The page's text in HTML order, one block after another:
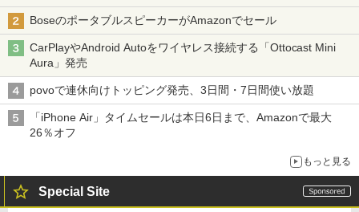
BoseのポータブルスピーカーがAmazonでセール
CarPlayやAndroid Autoをワイヤレス接続する「Ottocast Mini
Aura」発売
povoで連休向けトッピング発売、3日間・7日間使い放題
「iPhone Air」タイムセールは本日6日まで、Amazonで最大
26％オフ
もっと見る
Special Site